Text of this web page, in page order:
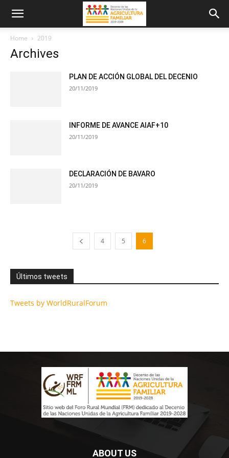
Home 2019
Archives
PLAN DE ACCIÓN GLOBAL DEL DECENIO
20/11/2019
INFORME DE AVANCE AIAF+10
20/11/2019
DECLARACIÓN DE BAVARO
20/11/2019
4 5 6
Últimos tweets
Tweets by WorldRuralForum
ABOUT US